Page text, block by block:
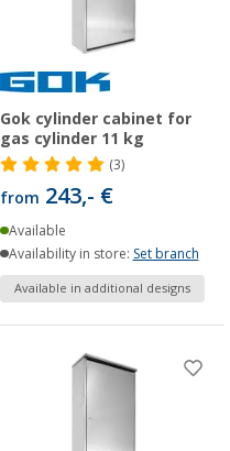
Gok cylinder cabinet for
gas cylinder 11 kg
(3)
from 243,- €
Available
Availability in store: Set branch
Available in additional designs